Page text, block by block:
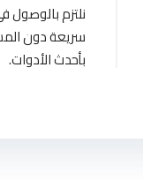
نلتزم
سريعة دون
بأحدث الأدوات.